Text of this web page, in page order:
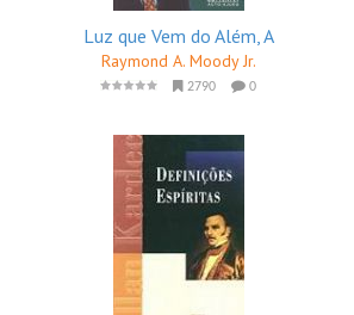
Luz que Vem do Além, A
Raymond A. Moody Jr.
2790 0